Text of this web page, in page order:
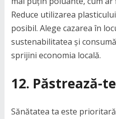
Reduce utilizarea
posibil. Alege cazarea în
sustenabilitatea și
sprijini economia locală.
12. Păstrează-
Sănătatea ta este